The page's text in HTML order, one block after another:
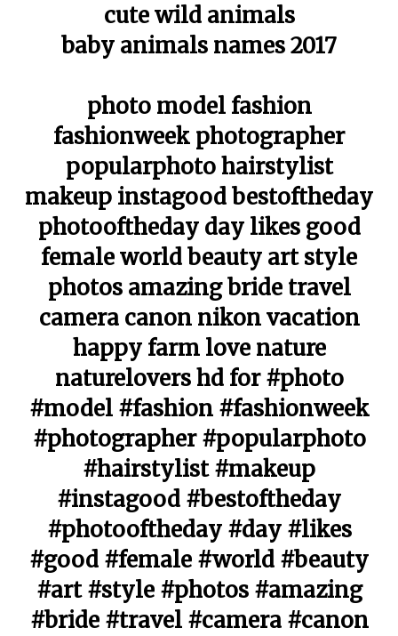
cute wild animals
baby animals names 2017
photo model fashion
fashionweek photographer
popularphoto hairstylist
makeup instagood bestoftheday
photooftheday day likes good
female world beauty art style
photos amazing bride travel
camera canon nikon vacation
happy farm love nature
naturelovers hd for #photo
#model #fashion #fashionweek
#photographer #popularphoto
#hairstylist #makeup
#instagood #bestoftheday
#photooftheday #day #likes
#good #female #world #beauty
#art #style #photos #amazing
#bride #travel #camera #canon